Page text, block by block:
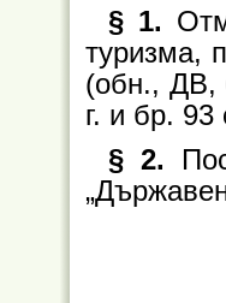
§ 1.
туризма,
(обн., ДВ,
г. и бр. 93
§ 2.